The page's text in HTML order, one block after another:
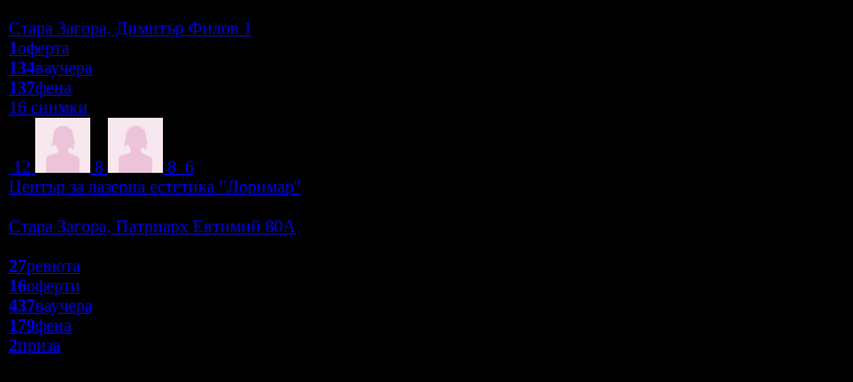
Стара Загора, Димитър Филов 1
1оферта
134ваучера
137фена
16 снимки
12 8 8 6
Център за лазерна естетика "Лоримар"
Стара Загора, Патриарх Евтимий 80А
27ревюта
16оферти
437ваучера
179фена
2приза